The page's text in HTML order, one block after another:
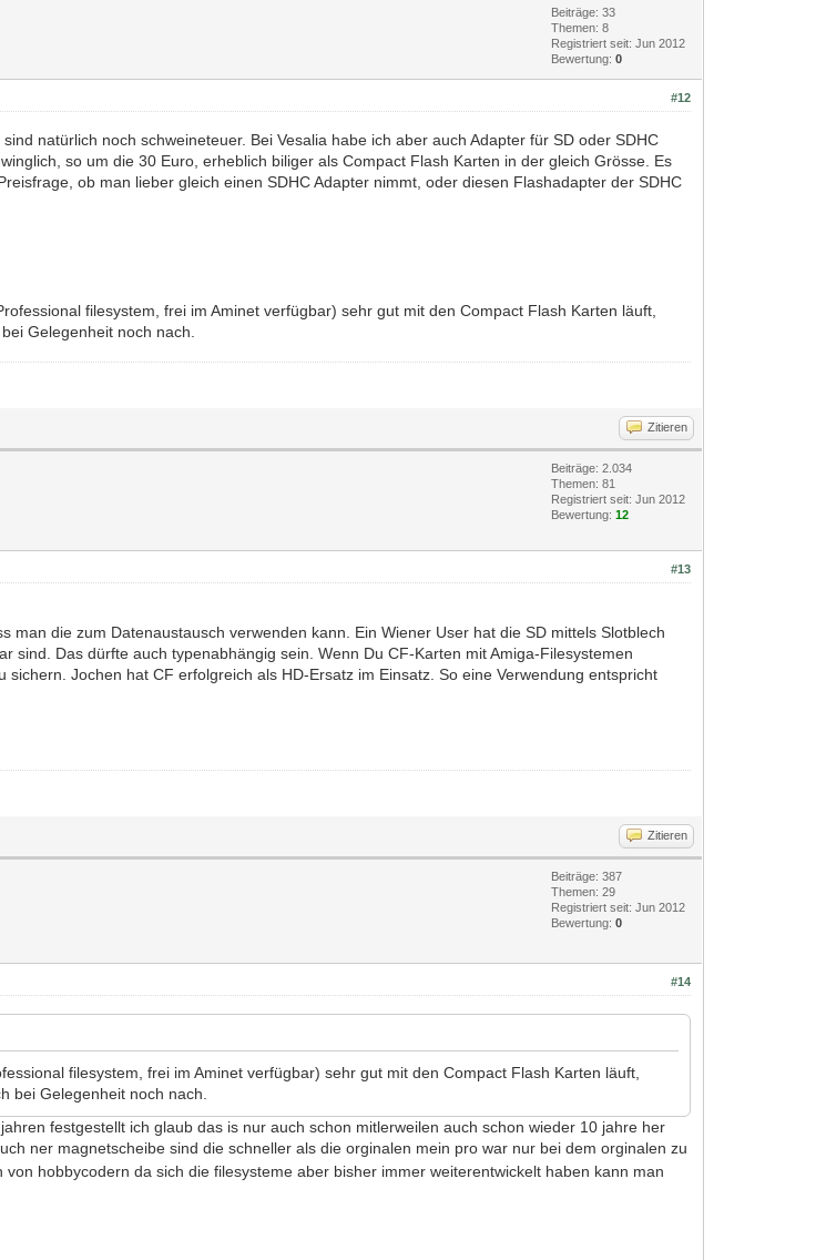
Beiträge: 33
Themen: 8
Registriert seit: Jun 2012
Bewertung:0
#12
natürlich noch schweineteuer. Bei Vesalia habe ich aber auch Adapter für SD oder SDHC
so um die 30 Euro, erheblich biliger als Compact Flash Karten in der gleich Grösse. Es
ob man lieber gleich einen SDHC Adapter nimmt, oder diesen Flashadapter der SDHC
filesystem, frei im Aminet verfügbar) sehr gut mit den Compact Flash Karten läuft,
Gelegenheit noch nach.
Zitieren
Beiträge: 2.034
Themen: 81
Registriert seit: Jun 2012
Bewertung:12
#13
die zum Datenaustausch verwenden kann. Ein Wiener User hat die SD mittels Slotblech
Das dürfte auch typenabhängig sein. Wenn Du CF-Karten mit Amiga-Filesystemen
Jochen hat CF erfolgreich als HD-Ersatz im Einsatz. So eine Verwendung entspricht
Zitieren
Beiträge: 387
Themen: 29
Registriert seit: Jun 2012
Bewertung:0
#14
filesystem, frei im Aminet verfügbar) sehr gut mit den Compact Flash Karten läuft,
bei Gelegenheit noch nach.
festgestellt ich glaub das is nur auch schon mitlerweilen auch schon wieder 10 jahre her
ner magnetscheibe sind die schneller als die orginalen mein pro war nur bei dem orginalen zu
hobbycodern da sich die filesysteme aber bisher immer weiterentwickelt haben kann man